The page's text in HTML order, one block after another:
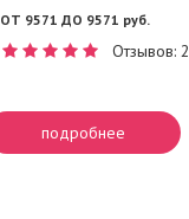
ОТ 9571 ДО 9571 руб.
Отзывов: 2
подробнее